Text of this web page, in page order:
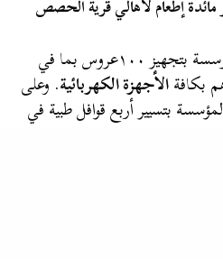
مائدة إطعام لأهالي قرية الحصص
…تجهيز اليتيمات فقامت المؤسسة بتجهيز ١٠٠عروس بما في
بكافةالأجهزة الكهربائية. وعلى
بتسيير أربع قوافل طبية في